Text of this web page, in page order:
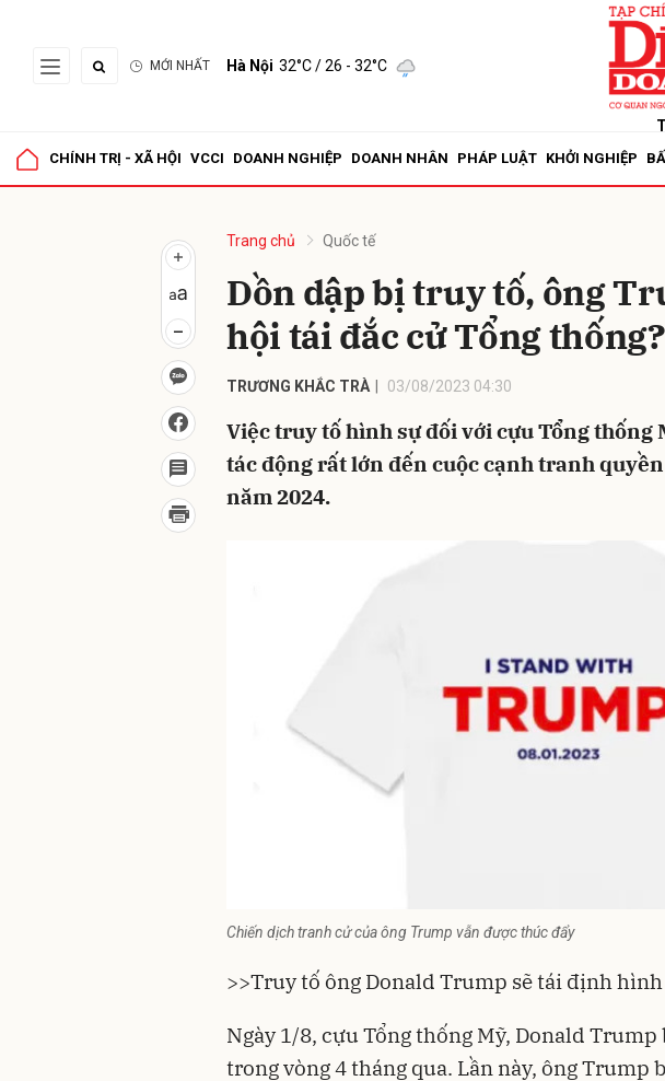
MỚI NHẤT Hà Nội 32°C/ 26 - 32°C
CHÍNH TRỊ - XÃ HỘI VCCI DOANH NGHIỆP DOANH NHÂN PHÁP LUẬT KHỞI NGHIỆP
Trang chủ Quốc tế
Dồn dập bị truy tố, ông
hội tái đắc cử Tổng thống?
TRƯƠNG KHẮC TRÀ 03/08/2023 04:30
Việc truy tố hình sự đối với cựu Tổng thống
tác động rất lớn đến cuộc cạnh tranh
năm 2024.
Chiến dịch tranh cử của ông Trump vẫn được thúc đẩy
>>Truy tố ông Donald Trump sẽ tái định
Ngày 1/8, cựu Tổng thống Mỹ, Donald Trump
trong vòng 4 tháng qua. Lần này, ông Trump